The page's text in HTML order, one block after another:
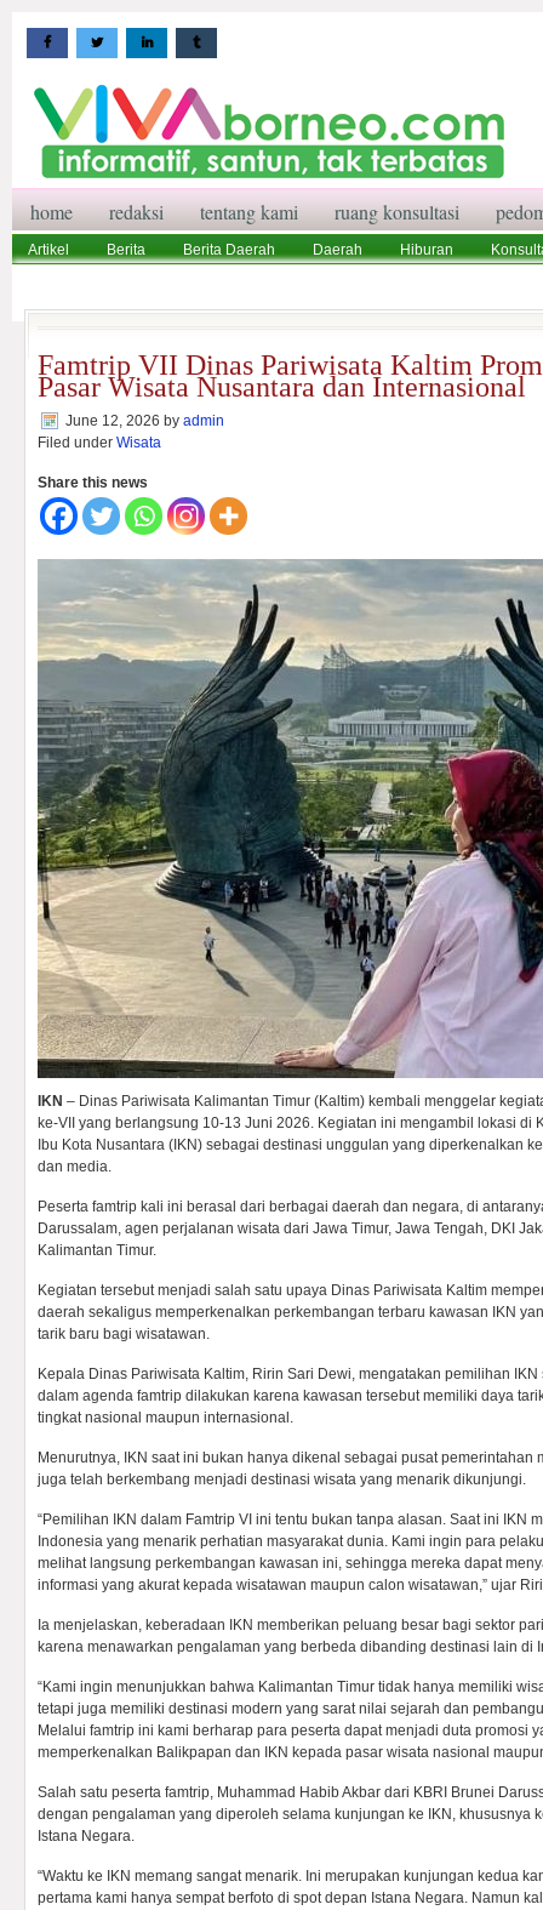
home redaksi tentang kami ruang konsultasi
Artikel Berita Berita Daerah Daerah Hiburan
Famtrip VII Dinas Pariwisata Kaltim
Pasar Wisata Nusantara dan Internasional
June 12, 2026 by admin
Filed under Wisata
Share this news
IKN – Dinas Pariwisata Kalimantan Timur (Kaltim) kembali menggelar
ke-VII yang berlangsung 10-13 Juni 2026. Kegiatan ini mengambil lokasi di
Ibu Kota Nusantara (IKN) sebagai destinasi unggulan yang diperkenalkan
dan media.
Peserta famtrip kali ini berasal dari berbagai daerah dan negara, di
Darussalam, agen perjalanan wisata dari Jawa Timur, Jawa Tengah, DKI
Kalimantan Timur.
Kegiatan tersebut menjadi salah satu upaya Dinas Pariwisata Kaltim
daerah sekaligus memperkenalkan perkembangan terbaru kawasan IKN
tarik baru bagi wisatawan.
Kepala Dinas Pariwisata Kaltim, Ririn Sari Dewi, mengatakan pemilihan
dalam agenda famtrip dilakukan karena kawasan tersebut memiliki daya
tingkat nasional maupun internasional.
Menurutnya, IKN saat ini bukan hanya dikenal sebagai pusat pemerintahan
juga telah berkembang menjadi destinasi wisata yang menarik dikunjungi.
“Pemilihan IKN dalam Famtrip VI ini tentu bukan tanpa alasan. Saat ini IKN
Indonesia yang menarik perhatian masyarakat dunia. Kami ingin para
melihat langsung perkembangan kawasan ini, sehingga mereka dapat
informasi yang akurat kepada wisatawan maupun calon wisatawan,” ujar
Ia menjelaskan, keberadaan IKN memberikan peluang besar bagi sektor
karena menawarkan pengalaman yang berbeda dibanding destinasi lain di
“Kami ingin menunjukkan bahwa Kalimantan Timur tidak hanya memiliki
tetapi juga memiliki destinasi modern yang sarat nilai sejarah dan
Melalui famtrip ini kami berharap para peserta dapat menjadi duta promosi
memperkenalkan Balikpapan dan IKN kepada pasar wisata nasional
Salah satu peserta famtrip, Muhammad Habib Akbar dari KBRI Brunei
dengan pengalaman yang diperoleh selama kunjungan ke IKN, khususnya
Istana Negara.
“Waktu ke IKN memang sangat menarik. Ini merupakan kunjungan kedua
pertama kami hanya sempat berfoto di spot depan Istana Negara. Namun